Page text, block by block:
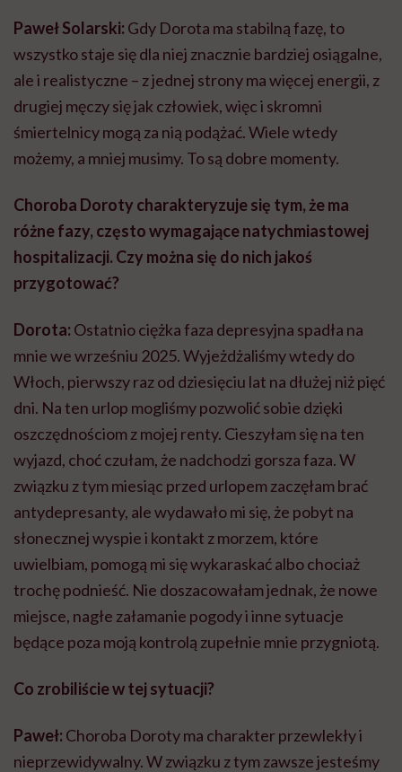
Paweł Solarski: Gdy Dorota ma stabilną fazę, to
wszystko staje się dla niej znacznie bardziej osiągalne,
ale i realistyczne – z jednej strony ma więcej energii, z
drugiej męczy się jak człowiek, więc i skromni
śmiertelnicy mogą za nią podążać. Wiele wtedy
możemy, a mniej musimy. To są dobre momenty.
Choroba Doroty charakteryzuje się tym, że ma
różne fazy, często wymagające natychmiastowej
hospitalizacji. Czy można się do nich jakoś
przygotować?
Dorota: Ostatnio ciężka faza depresyjna spadła na
mnie we wrześniu 2025. Wyjeżdżaliśmy wtedy do
Włoch, pierwszy raz od dziesięciu lat na dłużej niż pięć
dni. Na ten urlop mogliśmy pozwolić sobie dzięki
oszczędnościom z mojej renty. Cieszyłam się na ten
wyjazd, choć czułam, że nadchodzi gorsza faza. W
związku z tym miesiąc przed urlopem zaczęłam brać
antydepresanty, ale wydawało mi się, że pobyt na
słonecznej wyspie i kontakt z morzem, które
uwielbiam, pomogą mi się wykaraskać albo chociaż
trochę podnieść. Nie doszacowałam jednak, że nowe
miejsce, nagłe załamanie pogody i inne sytuacje
będące poza moją kontrolą zupełnie mnie przygniotą.
Co zrobiliście w tej sytuacji?
Paweł: Choroba Doroty ma charakter przewlekły i
nieprzewidywalny. W związku z tym zawsze jesteśmy